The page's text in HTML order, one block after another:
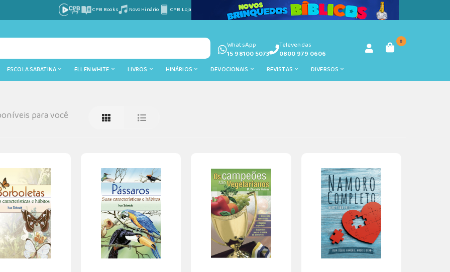
CPB Books Novo Hinário CPB Loja
WhatsApp
15 98100 5073
Televendas
0800 979 0606
0
ESCOLA SABATINA ELLEN WHITE LIVROS HINÁRIOS DEVOCIONAIS REVISTAS DIVERSOS
para você